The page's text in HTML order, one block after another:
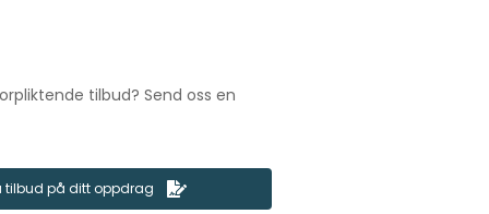
tilbud? Send oss en
tilbud på ditt oppdrag